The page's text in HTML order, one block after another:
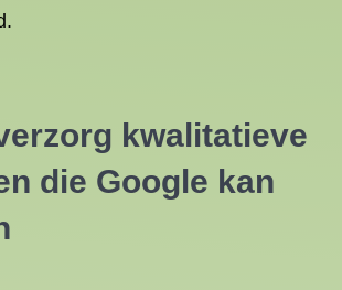
kwalitatieve
die Google kan